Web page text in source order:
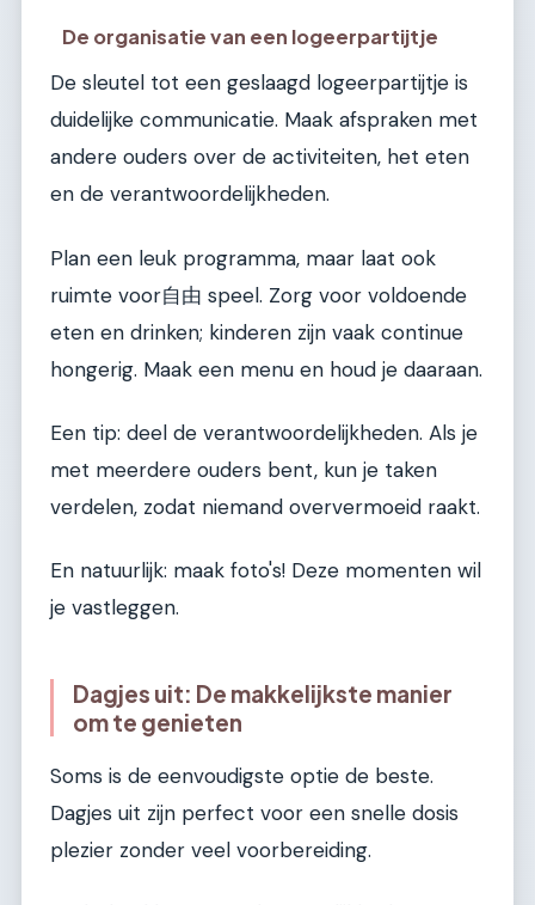
De organisatie van een logeerpartijtje
De sleutel tot een geslaagd logeerpartijtje is
duidelijke communicatie. Maak afspraken met
andere ouders over de activiteiten, het eten
en de verantwoordelijkheden.
Plan een leuk programma, maar laat ook
ruimte voor自由 speel. Zorg voor voldoende
eten en drinken; kinderen zijn vaak continue
hongerig. Maak een menu en houd je daaraan.
Een tip: deel de verantwoordelijkheden. Als je
met meerdere ouders bent, kun je taken
verdelen, zodat niemand oververmoeid raakt.
En natuurlijk: maak foto's! Deze momenten wil
je vastleggen.
Dagjes uit: De makkelijkste manier
om te genieten
Soms is de eenvoudigste optie de beste.
Dagjes uit zijn perfect voor een snelle dosis
plezier zonder veel voorbereiding.